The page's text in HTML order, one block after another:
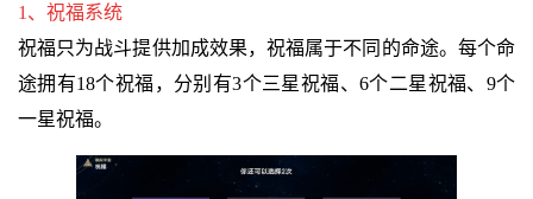
1、祝福系统
祝福只为战斗提供加成效果，祝福属于不同的命途。每个命
途拥有18个祝福，分别有3个三星祝福、6个二星祝福、9个
一星祝福。